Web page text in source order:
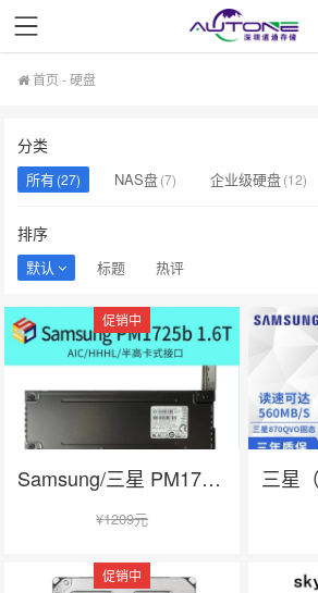
首页 -硬盘
分类
所有(27) NAS盘(7) 企业级硬盘(12)
排序
默认 标题 热评
在线咨询
促销中
Samsung/三星 PM1725b 1.6T HHHL PCIE卡式 企业级固态硬盘
¥1209元
促销中